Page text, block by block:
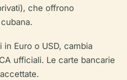
che offrono
in Euro o USD, cambia
ufficiali. Le carte bancarie